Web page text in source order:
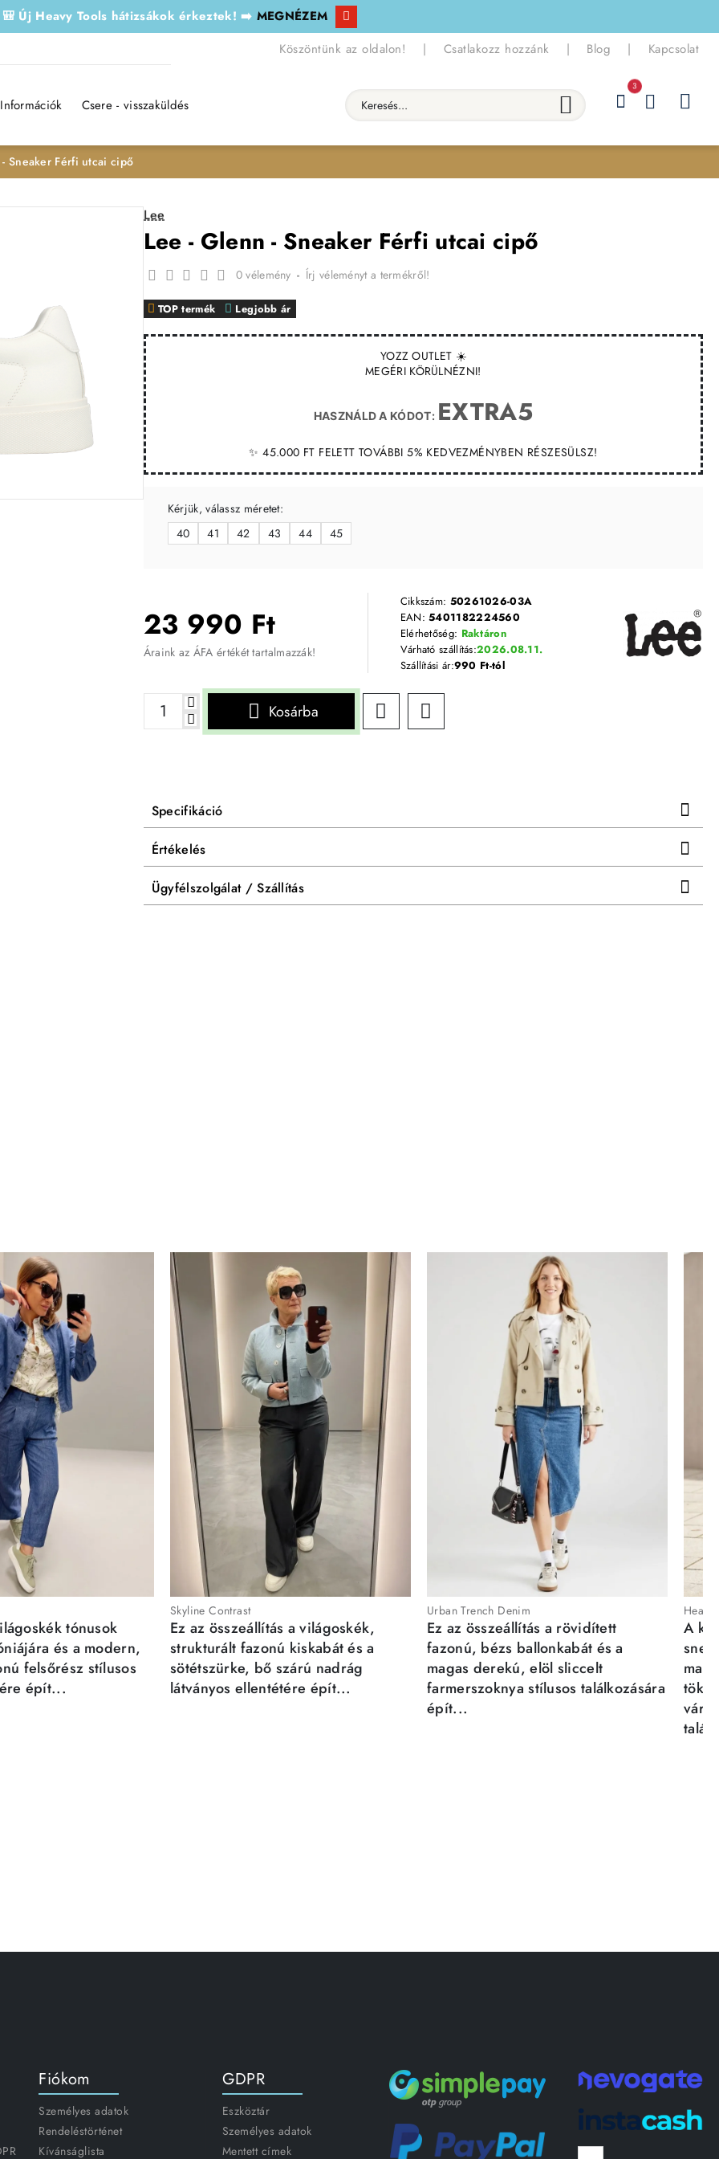
🎒 Új Heavy Tools hátizsákok érkeztek! ➡️ MEGNÉZEM
Köszöntünk az oldalon! | Csatlakozz hozzánk | Blog | Kapcsolat
Információk Csere - visszaküldés Keresés...
3
Sneaker Férfi utcai cipő
Lee
Lee - Glenn - Sneaker Férfi utcai cipő
YOZZ OUTLET ☀️
MEGÉRI KÖRÜLNÉZNI!
HASZNÁLD A KÓDOT: EXTRA5
✨ 45.000 FT FELETT TOVÁBBI 5% KEDVEZMÉNYBEN RÉSZESÜLSZ!
TOP termék Legjobb ár
0 vélemény - Írj véleményt a termékről!
23 990 Ft
Áraink az ÁFA értékét tartalmazzák!
Cikkszám: 50261026-03A
EAN:5401182224560
Elérhetőség: Raktáron
Várható szállítás:2026.08.11.
Szállítási ár:990 Ft-tól
Kérjük, válassz méretet:
40
41 42 43 44 45
Kosárba
Specifikáció
Értékelés
Ügyfélszolgálat / Szállítás
tónusok
és a modern,
felsőrész stílusos
épít...
Skyline Contrast
Ez az összeállítás a világoskék,
strukturált fazonú kiskabát és a
sötétszürke, bő szárú nadrág
látványos ellentétére épít...
Urban Trench Denim
Ez az összeállítás a rövidített
fazonú, bézs ballonkabát és a
magas derekú, elöl sliccelt
farmerszoknya stílusos találkozására
épít...
A
Fiókom
Személyes adatok
Rendeléstörténet
Kívánságlista
GDPR
Eszköztár
Személyes adatok
Mentett címek